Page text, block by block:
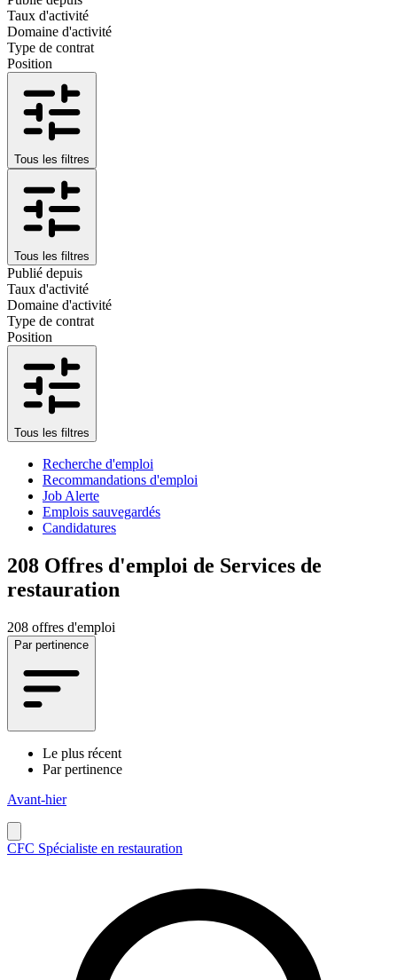
Taux d'activité
Domaine d'activité
Type de contrat
Position
Tous les filtres
Tous les filtres
Publié depuis
Taux d'activité
Domaine d'activité
Type de contrat
Position
Tous les filtres
Recherche d'emploi
Recommandations d'emploi
Job Alerte
Emplois sauvegardés
Candidatures
208 Offres d'emploi de Services de
restauration
208 offres d'emploi
Par pertinence
Le plus récent
Par pertinence
Avant-hier
CFC Spécialiste en restauration